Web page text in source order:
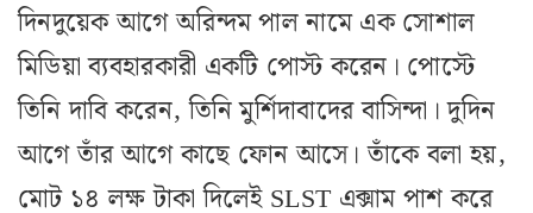
দিনদুয়েক আগে অরিন্দম পাল নামে এক সোশাল
মিডিয়া ব্যবহারকারী একটি পোস্ট করেন। পোস্টে
তিনি দাবি করেন, তিনি মুর্শিদাবাদের বাসিন্দা। দুদিন
আগে তাঁর আগে কাছে ফোন আসে। তাঁকে বলা হয়,
মোট ১৪ লক্ষ টাকা দিলেই SLST এক্সাম পাশ করে